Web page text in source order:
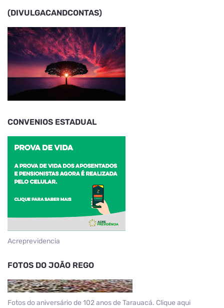
(DIVULGACANDCONTAS)
CONVENIOS ESTADUAL
Acreprevidencia
FOTOS DO JOÃO REGO
Fotos do aniversário de 102 anos de Tarauacá. Clique aqui